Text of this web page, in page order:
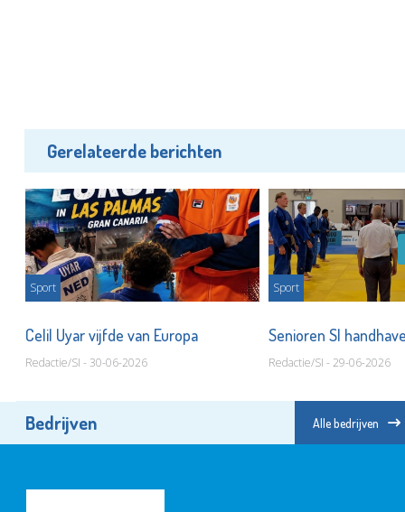
Gerelateerde berichten
Sport
Celil Uyar vijfde van Europa
Redactie/SI - 30-06-2026
Sport
Senioren SI
Redactie/SI - 29-06-2026
Bedrijven Alle bedrijven